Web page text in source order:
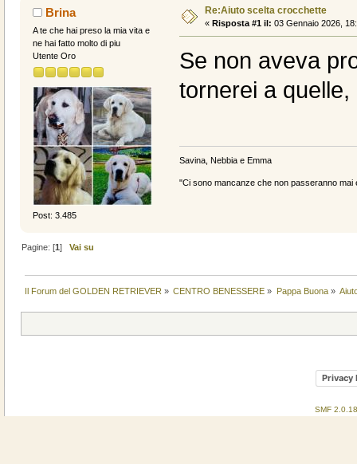
Brina
A te che hai preso la mia vita e
ne hai fatto molto di piu
Utente Oro
Post: 3.485
Re:Aiuto scelta crocchette
« Risposta #1 il: 03 Gennaio 2026,
Se non aveva
tornerei a
Savina, Nebbia e Emma
"Ci sono mancanze che non passeranno
Pagine: [1]Vai su
Il Forum del GOLDEN RETRIEVER » CENTRO BENESSERE » Pappa Buona»
Privacy
SMF 2.0.18